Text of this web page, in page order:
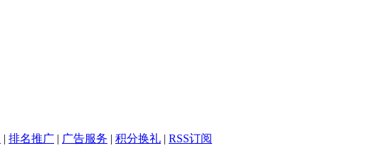
| 排名推广 | 广告服务 | 积分换礼 | RSS订阅